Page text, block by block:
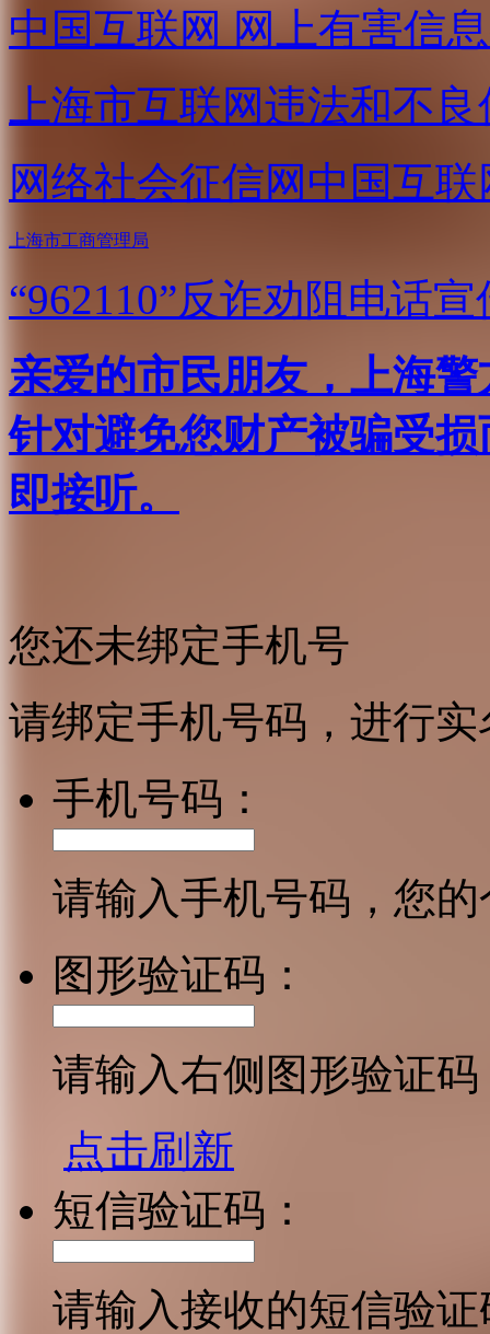
中国互联网 网上有害信
上海市互联网违法和不
网络社会征信网 中国互
上海市工商管理局
“962110”反诈劝阻电话宣
亲爱的市民朋友，上海
针对避免您财产被骗受
即接听。
您还未绑定手机号
请绑定手机号码，进行
手机号码：
请输入手机号码，您
图形验证码：
请输入右侧图形验证码
点击刷新
短信验证码：
请输入接收的短信验证